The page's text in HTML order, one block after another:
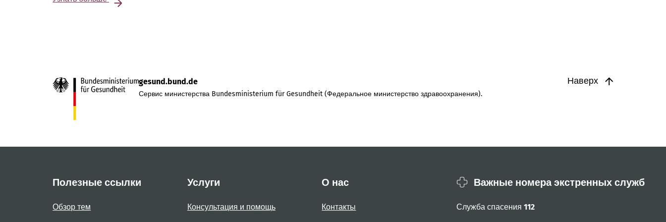
Наверх
gesund.bund.de
Сервис министерства Bundesministerium für Gesundheit (Федеральное министерство здравоохранения).
Полезные ссылки
Обзор тем
Услуги
Консультация и помощь
О нас
Контакты
Важные номера экстренных служб
Служба спасения 112